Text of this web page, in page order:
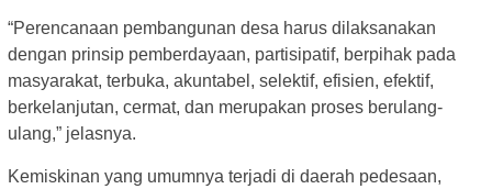
“Perencanaan pembangunan desa harus dilaksanakan
dengan prinsip pemberdayaan, partisipatif, berpihak pada
masyarakat, terbuka, akuntabel, selektif, efisien, efektif,
berkelanjutan, cermat, dan merupakan proses berulang-
ulang,” jelasnya.
Kemiskinan yang umumnya terjadi di daerah pedesaan,